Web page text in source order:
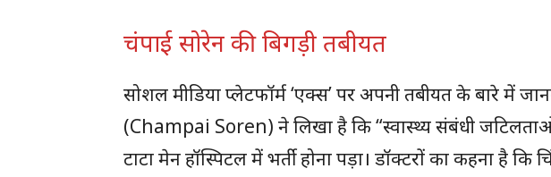
चंपाई सोरेन की बिगड़ी तबीयत
सोशल मीडिया प्लेटफॉर्म ‘एक्स’ पर अपनी तबीयत के बारे में
(Champai Soren) ने लिखा है कि “स्वास्थ्य संबंधी
टाटा मेन हॉस्पिटल में भर्ती होना पड़ा। डॉक्टरों का कहना है कि